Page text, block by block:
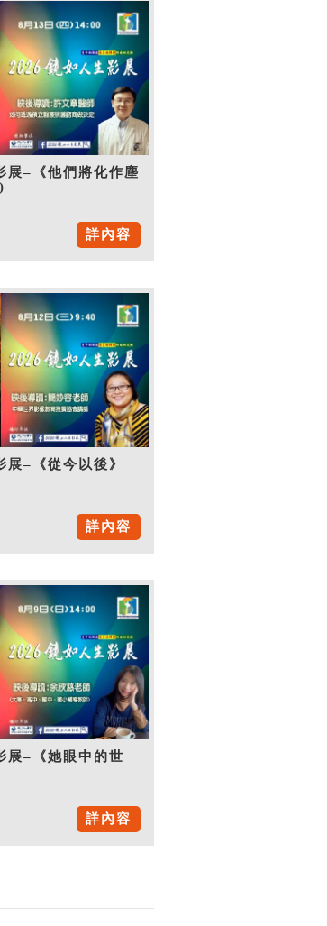
展–《他們將化作塵
詳內容
–《從今以後》
詳內容
展–《她眼中的世
詳內容